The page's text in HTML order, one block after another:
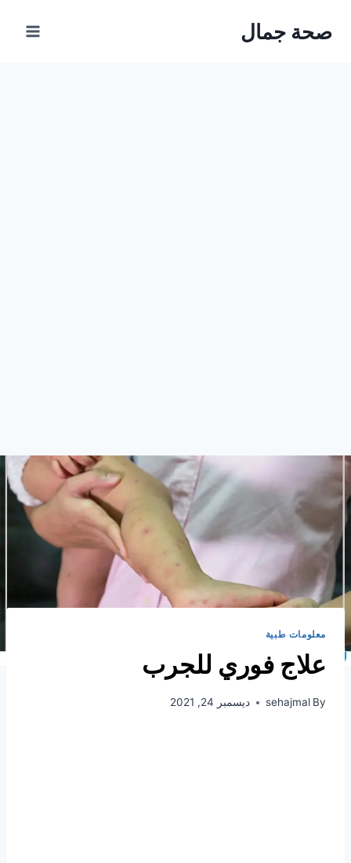
صحة جمال
معلومات طبية
علاج فوري للجرب
By
sehajmal ديسمبر 24, 2021